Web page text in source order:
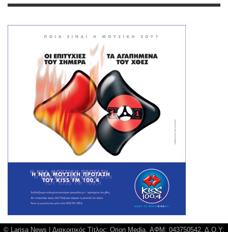
© Larisa News | Διακριτικός Τίτλος: Orion Media, ΑΦΜ: 043750542, Δ.Ο.Υ: